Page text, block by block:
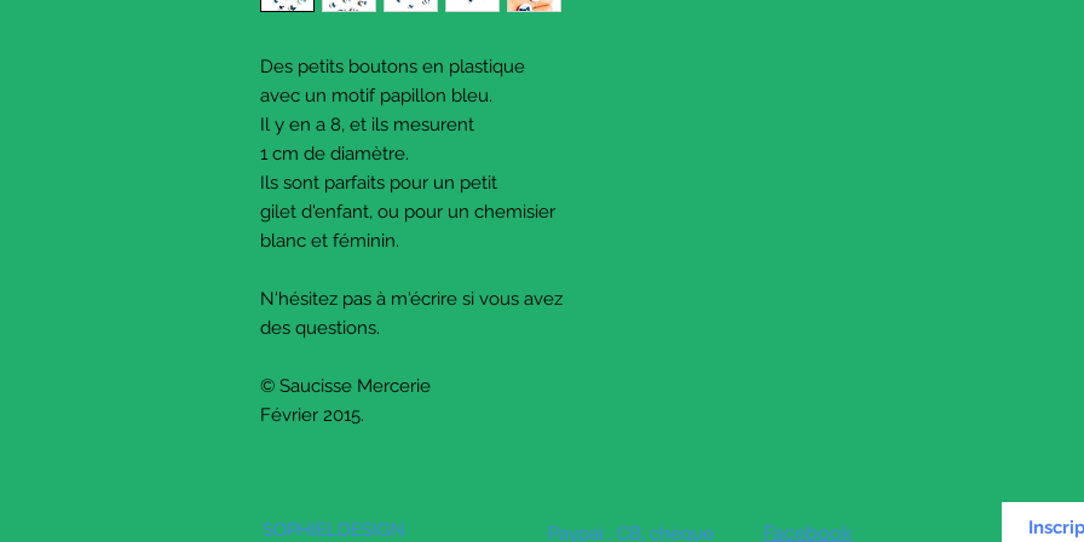
Des petits boutons en plastique
avec un motif papillon bleu.
Il y en a 8, et ils mesurent
1 cm de diamètre.
Ils sont parfaits pour un petit
gilet d'enfant, ou pour un chemisier
blanc et féminin.
N'hésitez pas à m'écrire si vous avez
des questions.
© Saucisse Mercerie
Février 2015.
SOPHIELDESIGN Paypal , CB, chèque Facebook